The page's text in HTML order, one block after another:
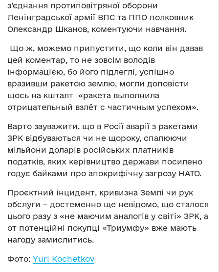
з’єднання протиповітряної оборони
Ленінградської армії ВПС та ППО полковник
Олександр Шканов, коментуючи навчання.
Що ж, можемо припустити, що коли він давав
цей коментар, то не зовсім володів
інформацією, бо його підлеглі, успішно
вразивши ракетою землю, могли доповісти
щось на кшталт «ракета выполнила
отрицательный взлёт с частичным успехом».
Варто зауважити, що в Росії аварії з ракетами
ЗРК відбуваються чи не щороку, спалюючи
мільйони доларів російських платників
податків, яких керівництво держави посилено
годує байками про апокрифічну загрозу НАТО.
Проєктний інцидент, кривизна Землі чи рук
обслуги – достеменно ще невідомо, що сталося
цього разу з «не маючим аналогів у світі» ЗРК, а
от потенційні покупці «Триумфу» вже мають
нагоду замислитись.
Фото: Yuri Kochetkov